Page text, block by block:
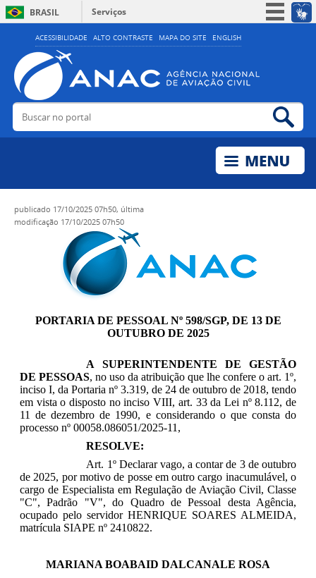
ACESSIBILIDADE ALTO CONTRASTE MAPA DO SITE ENGLISH
BRASIL
Serviços
Simplifique!
Acesso à informação
Legislação
Buscar no portal
publicado 17/10/2025 07h50, última
modificação 17/10/2025 07h50
PORTARIA DE PESSOAL Nº 598/SGP, DE 13 DE
OUTUBRO DE 2025
A SUPERINTENDENTE DE GESTÃO
DE PESSOAS, no uso da atribuição que lhe confere o art. 1º,
inciso I, da Portaria nº 3.319, de 24 de outubro de 2018, tendo
em vista o disposto no inciso VIII, art. 33 da Lei nº 8.112, de
11 de dezembro de 1990, e considerando o que consta do
processo nº 00058.086051/2025-11,
RESOLVE:
Art. 1º Declarar vago, a contar de 3 de outubro
de 2025, por motivo de posse em outro cargo inacumulável, o
cargo de Especialista em Regulação de Aviação Civil, Classe
"C", Padrão "V", do Quadro de Pessoal desta Agência,
ocupado pelo servidor HENRIQUE SOARES ALMEIDA,
matrícula SIAPE nº 2410822.
MARIANA BOABAID DALCANALE ROSA